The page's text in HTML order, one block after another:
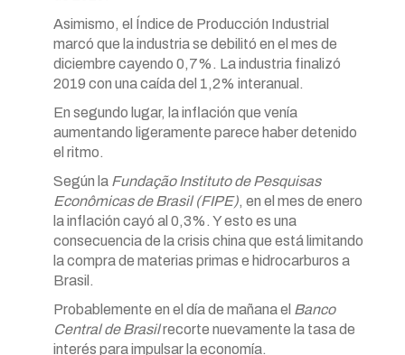
Asimismo, el Índice de Producción Industrial
marcó que la industria se debilitó en el mes de
diciembre cayendo 0,7%. La industria finalizó
2019 con una caída del 1,2% interanual.
En segundo lugar, la inflación que venía
aumentando ligeramente parece haber detenido
el ritmo.
Según la Fundação Instituto de Pesquisas
Econômicas de Brasil (FIPE), en el mes de enero
la inflación cayó al 0,3%. Y esto es una
consecuencia de la crisis china que está limitando
la compra de materias primas e hidrocarburos a
Brasil.
Probablemente en el día de mañana el Banco
Central de Brasilrecorte nuevamente la tasa de
interés para impulsar la economía.